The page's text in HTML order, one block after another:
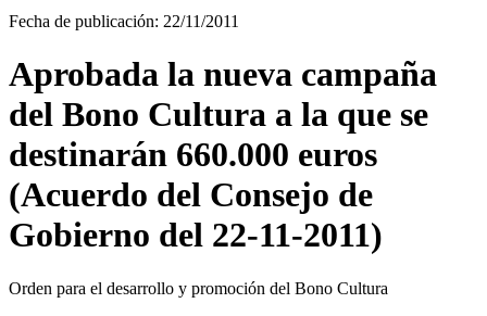
Fecha de publicación: 22/11/2011
Aprobada la nueva campaña
del Bono Cultura a la que se
destinarán 660.000 euros
(Acuerdo del Consejo de
Gobierno del 22-11-2011)
Orden para el desarrollo y promoción del Bono Cultura